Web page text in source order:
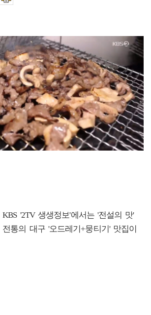
'2TV 생생정보'에서는 '전설의 맛'
통의 대구 '오드레기+뭉티기' 맛집이